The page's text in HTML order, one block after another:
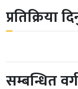
प्रतिक्रिया
सम्बन्धित